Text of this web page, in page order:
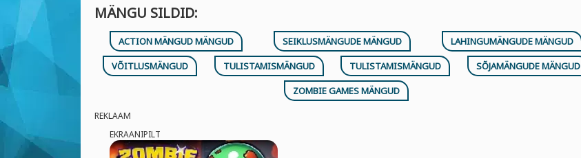
MÄNGU SILDID:
ACTION MÄNGUD MÄNGUD SEIKLUSMÄNGUDE MÄNGUD
LAHINGUMÄNGUDE MÄNGUD
VÕITLUSMÄNGUD
TULISTAMISMÄNGUD TULISTAMISMÄNGUD
SÕJAMÄNGUDE MÄNGUD
ZOMBIE GAMES MÄNGUD
REKLAAM
EKRAANIPILT